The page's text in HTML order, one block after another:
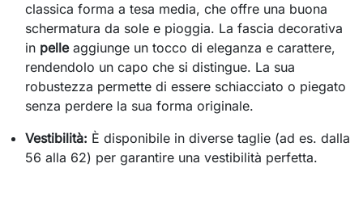
classica forma a tesa media, che offre una buona
schermatura da sole e pioggia. La fascia decorativa
in pelleaggiunge un tocco di eleganza e carattere,
rendendolo un capo che si distingue. La sua
robustezza permette di essere schiacciato o piegato
senza perdere la sua forma originale.
Vestibilità: È disponibile in diverse taglie (ad es. dalla
56 alla 62) per garantire una vestibilità perfetta.